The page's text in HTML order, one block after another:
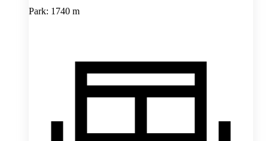
Park: 1740 m